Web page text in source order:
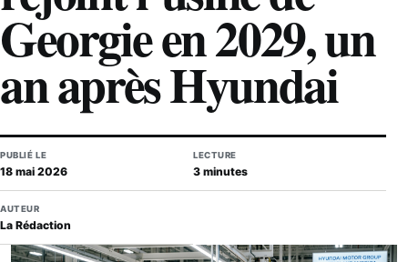
Georgie en 2029, un
an après Hyundai
PUBLIÉ LE
18 mai 2026
LECTURE
3 minutes
AUTEUR
La Rédaction